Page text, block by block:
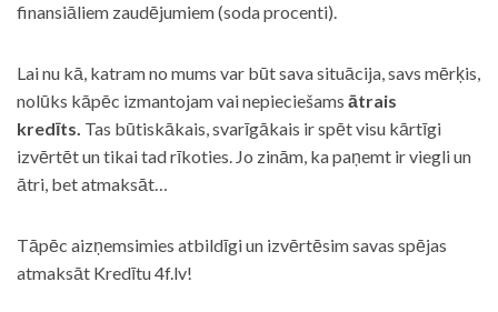
finansiāliem zaudējumiem (soda procenti).
Lai nu kā, katram no mums var būt sava situācija, savs mērķis,
nolūks kāpēc izmantojam vai nepieciešams ātrais
kredīts. Tas būtiskākais, svarīgākais ir spēt visu kārtīgi
izvērtēt un tikai tad rīkoties. Jo zinām, ka paņemt ir viegli un
ātri, bet atmaksāt…
Tāpēc aizņemsimies atbildīgi un izvērtēsim savas spējas
atmaksāt Kredītu 4f.lv!